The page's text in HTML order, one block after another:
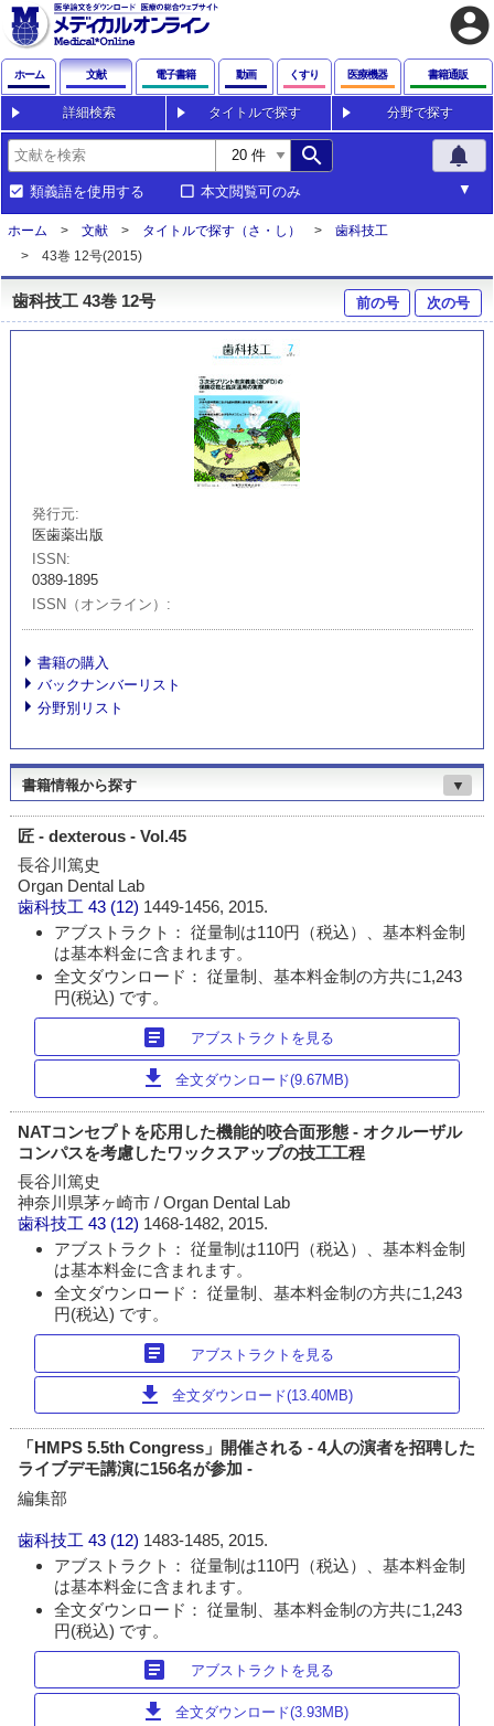
account_circle
ホーム 文献 電子書籍 動画 くすり 医療機器 書籍通販
詳細検索 タイトルで探す 分野で探す
search notifications
類義語を使用する 本文閲覧可のみ
ホーム 文献 タイトルで探す（さ・し）
歯科技工
43巻 12号(2015)
歯科技工 43巻 12号 前の号 次の号
発行元
医歯薬出版
ISSN
0389-1895
ISSN（オンライン）
書籍の購入
バックナンバーリスト
分野別リスト
書籍情報から探す ▼
匠 - dexterous - Vol.45
長谷川篤史
Organ Dental Lab
歯科技工 43 (12) 1449-1456, 2015.
アブストラクト： 従量制は110円（税込）、基本料金制
は基本料金に含まれます。
全文ダウンロード： 従量制、基本料金制の方共に1,243
円(税込) です。
article アブストラクトを見る
download 全文ダウンロード(9.67MB)
NATコンセプトを応用した機能的咬合面形態 - オクルーザル
コンパスを考慮したワックスアップの技工工程
長谷川篤史
神奈川県茅ヶ崎市 / Organ Dental Lab
歯科技工 43 (12) 1468-1482, 2015.
アブストラクト： 従量制は110円（税込）、基本料金制
は基本料金に含まれます。
全文ダウンロード： 従量制、基本料金制の方共に1,243
円(税込) です。
article アブストラクトを見る
download 全文ダウンロード(13.40MB)
「HMPS 5.5th Congress」開催される - 4人の演者を招聘した
ライブデモ講演に156名が参加 -
編集部
歯科技工 43 (12) 1483-1485, 2015.
アブストラクト： 従量制は110円（税込）、基本料金制
は基本料金に含まれます。
全文ダウンロード： 従量制、基本料金制の方共に1,243
円(税込) です。
article アブストラクトを見る
download 全文ダウンロード(3.93MB)